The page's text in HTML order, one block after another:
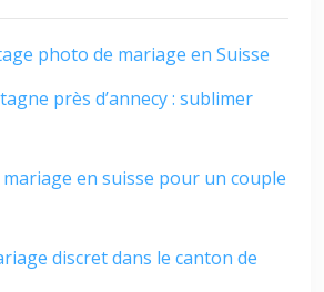
photo de mariage en Suisse
près d’annecy : sublimer
en suisse pour un couple
discret dans le canton de